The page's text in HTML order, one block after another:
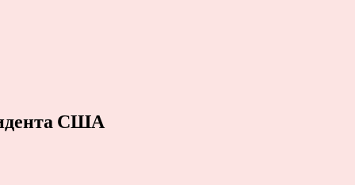
США